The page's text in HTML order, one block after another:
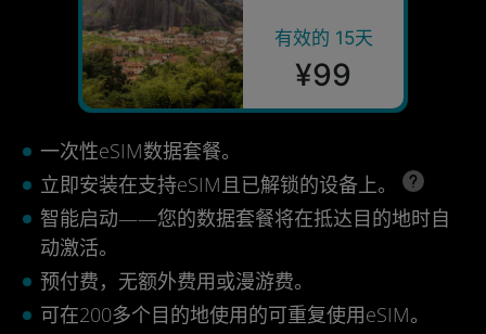
有效的 15天
¥99
一次性eSIM数据套餐。
立即安装在支持eSIM且已解锁的设备上。
智能启动——您的数据套餐将在抵达目的地时自
动激活。
预付费，无额外费用或漫游费。
可在200多个目的地使用的可重复使用eSIM。